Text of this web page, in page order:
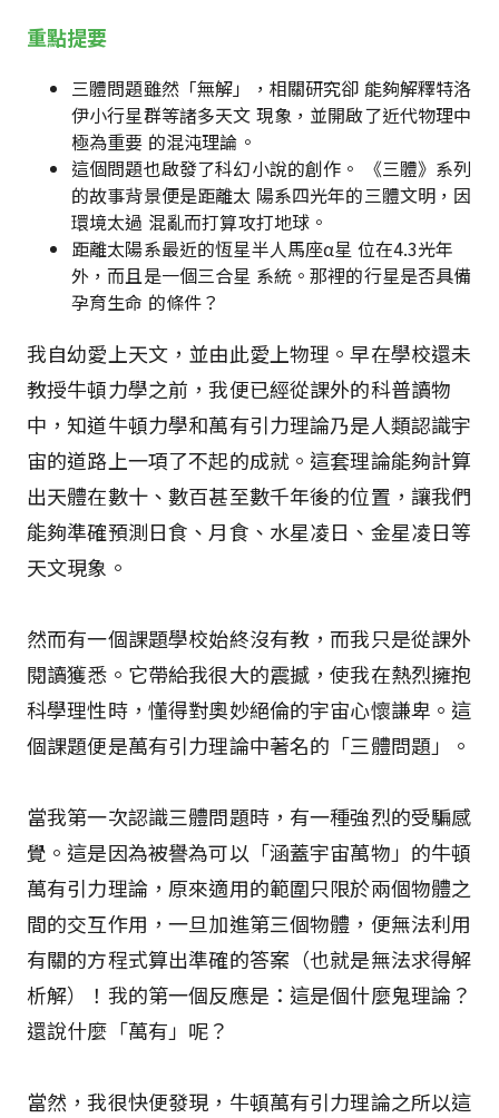
重點提要
三體問題雖然「無解」，相關研究卻 能夠解釋特洛
伊小行星群等諸多天文 現象，並開啟了近代物理中
極為重要 的混沌理論。
這個問題也啟發了科幻小說的創作。 《三體》系列
的故事背景便是距離太 陽系四光年的三體文明，因
環境太過 混亂而打算攻打地球。
距離太陽系最近的恆星半人馬座α星 位在4.3光年
外，而且是一個三合星 系統。那裡的行星是否具備
孕育生命 的條件？
我自幼愛上天文，並由此愛上物理。早在學校還未
教授牛頓力學之前，我便已經從課外的科普讀物
中，知道牛頓力學和萬有引力理論乃是人類認識宇
宙的道路上一項了不起的成就。這套理論能夠計算
出天體在數十、數百甚至數千年後的位置，讓我們
能夠準確預測日食、月食、水星凌日、金星凌日等
天文現象。
然而有一個課題學校始終沒有教，而我只是從課外
閱讀獲悉。它帶給我很大的震撼，使我在熱烈擁抱
科學理性時，懂得對奧妙絕倫的宇宙心懷謙卑。這
個課題便是萬有引力理論中著名的「三體問題」。
當我第一次認識三體問題時，有一種強烈的受騙感
覺。這是因為被譽為可以「涵蓋宇宙萬物」的牛頓
萬有引力理論，原來適用的範圍只限於兩個物體之
間的交互作用，一旦加進第三個物體，便無法利用
有關的方程式算出準確的答案（也就是無法求得解
析解）！我的第一個反應是：這是個什麼鬼理論？
還說什麼「萬有」呢？
當然，我很快便發現，牛頓萬有引力理論之所以這